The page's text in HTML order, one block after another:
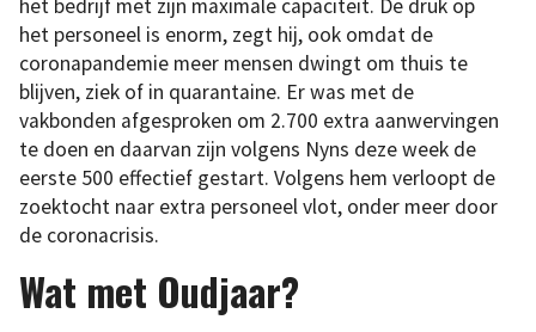
het bedrijf met zijn maximale capaciteit. De druk op
het personeel is enorm, zegt hij, ook omdat de
coronapandemie meer mensen dwingt om thuis te
blijven, ziek of in quarantaine. Er was met de
vakbonden afgesproken om 2.700 extra aanwervingen
te doen en daarvan zijn volgens Nyns deze week de
eerste 500 effectief gestart. Volgens hem verloopt de
zoektocht naar extra personeel vlot, onder meer door
de coronacrisis.
Wat met Oudjaar?